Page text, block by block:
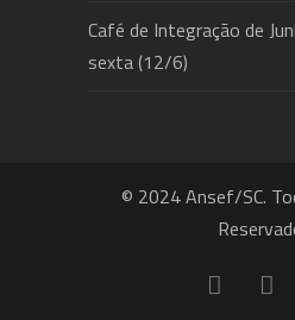
Café de Integração de
sexta (12/6)
© 2024 Ansef/SC.